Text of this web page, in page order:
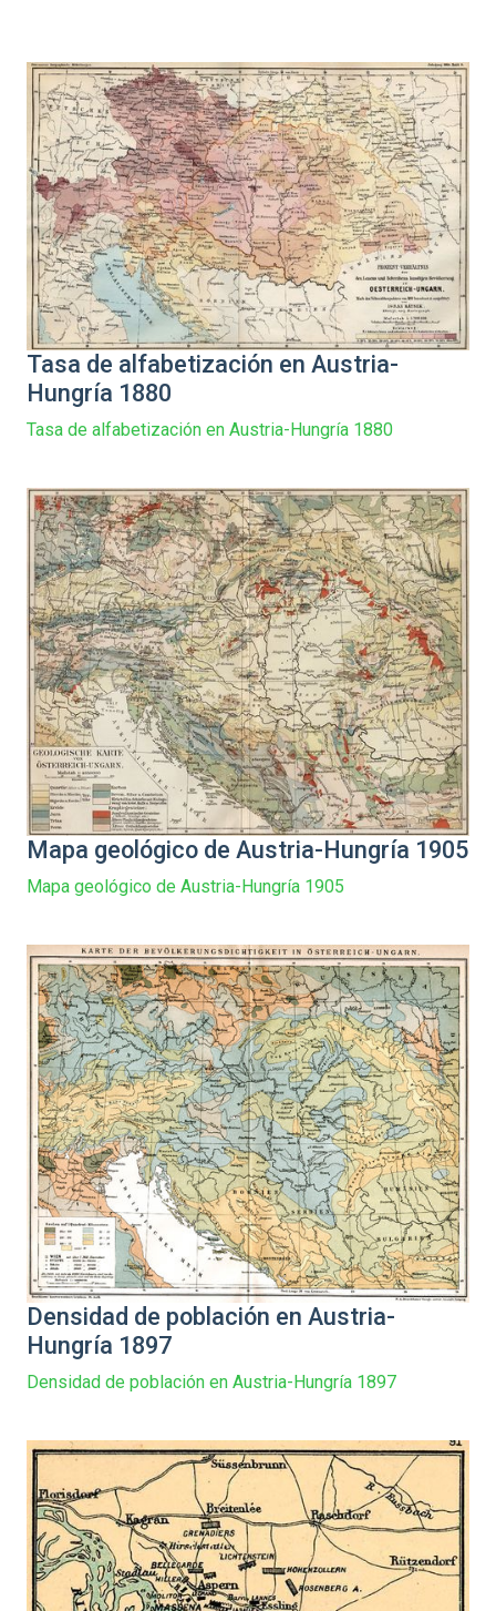
Tasa de alfabetización en Austria-
Hungría 1880
Tasa de alfabetización en Austria-Hungría 1880
Mapa geológico de Austria-Hungría 1905
Mapa geológico de Austria-Hungría 1905
Densidad de población en Austria-
Hungría 1897
Densidad de población en Austria-Hungría 1897